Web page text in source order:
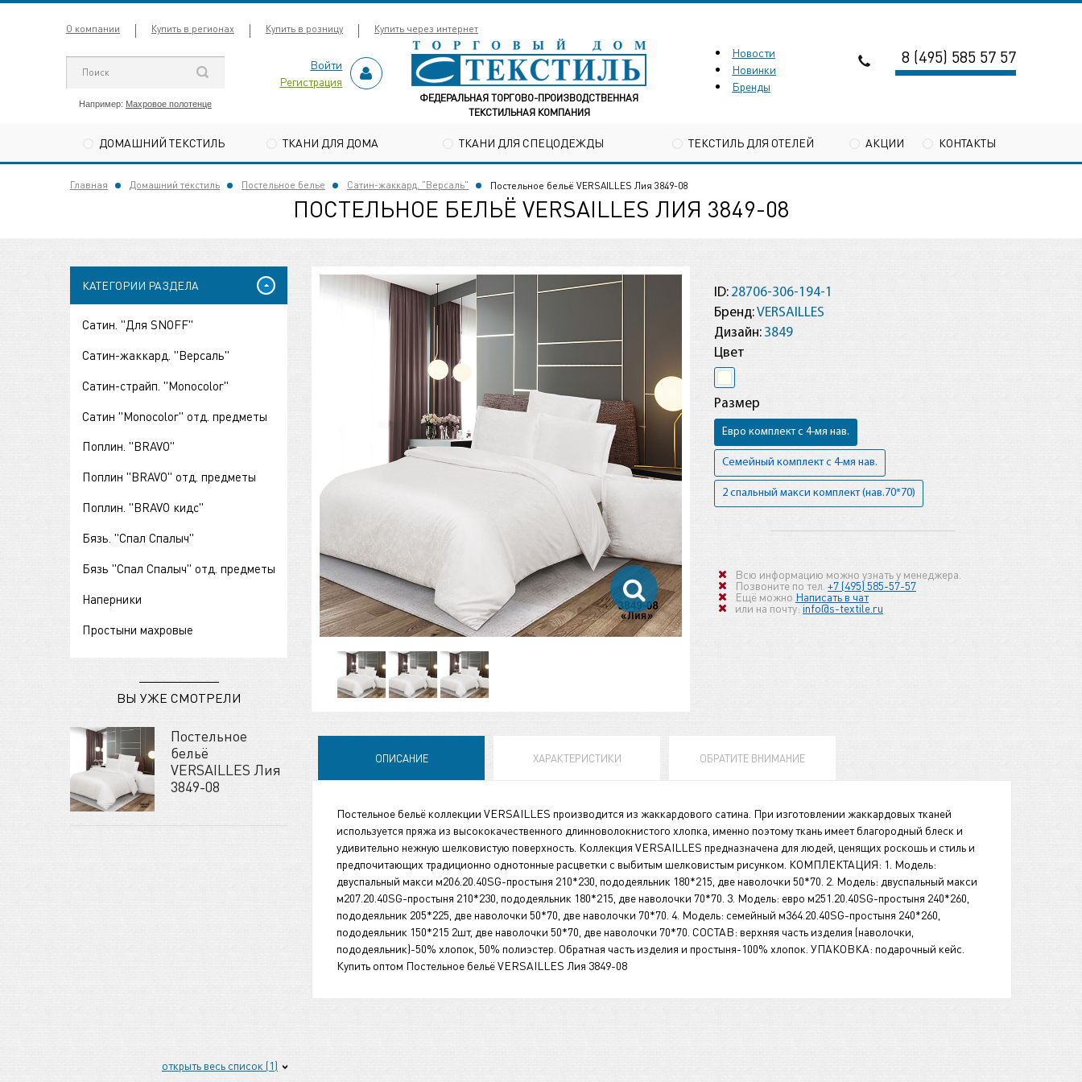
О компании Купить в регионах Купить в розницу Купить через интернет
Например: Махровое полотенце
Войти
Регистрация
ФЕДЕРАЛЬНАЯ ТОРГОВО-ПРОИЗВОДСТВЕННАЯ
ТЕКСТИЛЬНАЯ КОМПАНИЯ
Новости
Новинки
Бренды
8 (495) 585 57 57
ДОМАШНИЙ ТЕКСТИЛЬ ТКАНИ ДЛЯ ДОМА ТКАНИ ДЛЯ СПЕЦОДЕЖДЫ ТЕКСТИЛЬ ДЛЯ ОТЕЛЕЙ АКЦИИ КОНТАКТЫ
Главная Домашний текстиль Постельное белье Сатин-жаккард. "Версаль" Постельное бельё VERSAILLES Лия 3849-08
ПОСТЕЛЬНОЕ БЕЛЬЁ VERSAILLES ЛИЯ 3849-08
КАТЕГОРИИ РАЗДЕЛА
Сатин. "Для SNOFF"
Сатин-жаккард. "Версаль"
Сатин-страйп. "Monocolor"
Сатин "Monocolor" отд. предметы
Поплин. "BRAVO"
Поплин "BRAVO" отд. предметы
Поплин. "BRAVO кидс"
Бязь. "Спал Спалыч"
Бязь "Спал Спалыч" отд. предметы
Наперники
Простыни махровые
ВЫ УЖЕ СМОТРЕЛИ
Постельное
бельё
VERSAILLES Лия
3849-08
открыть весь список (1)
ID: 28706-306-194-1
Бренд:VERSAILLES
Дизайн: 3849
Цвет
Размер
Евро комплект с 4-мя нав.
Семейный комплект с 4-мя нав.
2 спальный макси комплект (нав.70*70)
Всю информацию можно узнать у менеджера.
Позвоните по тел. +7 (495) 585-57-57
Ещё можно Написать в чат
или на почту: info@s-textile.ru
ОПИСАНИЕ ХАРАКТЕРИСТИКИ ОБРАТИТЕ ВНИМАНИЕ
Постельное бельё коллекции VERSAILLES производится из жаккардового сатина. При изготовлении жаккардовых тканей
используется пряжа из высококачественного длинноволокнистого хлопка, именно поэтому ткань имеет благородный блеск и
удивительно нежную шелковистую поверхность. Коллекция VERSAILLES предназначена для людей, ценящих роскошь и стиль и
предпочитающих традиционно однотонные расцветки с выбитым шелковистым рисунком. КОМПЛЕКТАЦИЯ: 1. Модель:
двуспальный макси м206.20.40SG-простыня 210*230, пододеяльник 180*215, две наволочки 50*70. 2. Модель: двуспальный макси
м207.20.40SG-простыня 210*230, пододеяльник 180*215, две наволочки 70*70. 3. Модель: евро м251.20.40SG-простыня 240*260,
пододеяльник 205*225, две наволочки 50*70, две наволочки 70*70. 4. Модель: семейный м364.20.40SG-простыня 240*260,
пододеяльник 150*215 2шт, две наволочки 50*70, две наволочки 70*70. СОСТАВ: верхняя часть изделия (наволочки,
пододеяльник)-50% хлопок, 50% полиэстер. Обратная часть изделия и простыня-100% хлопок. УПАКОВКА: подарочный кейс.
Купить оптом Постельное бельё VERSAILLES Лия 3849-08